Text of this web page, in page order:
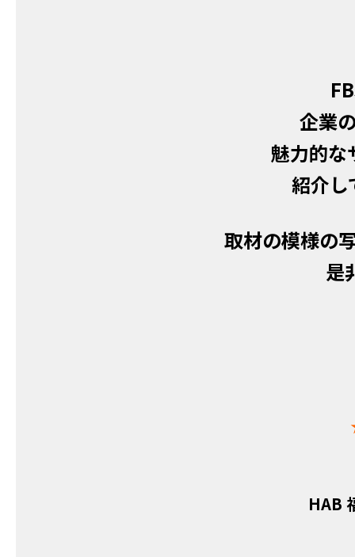
企業
魅力的な
紹介し
取材の模様の
是
HAB